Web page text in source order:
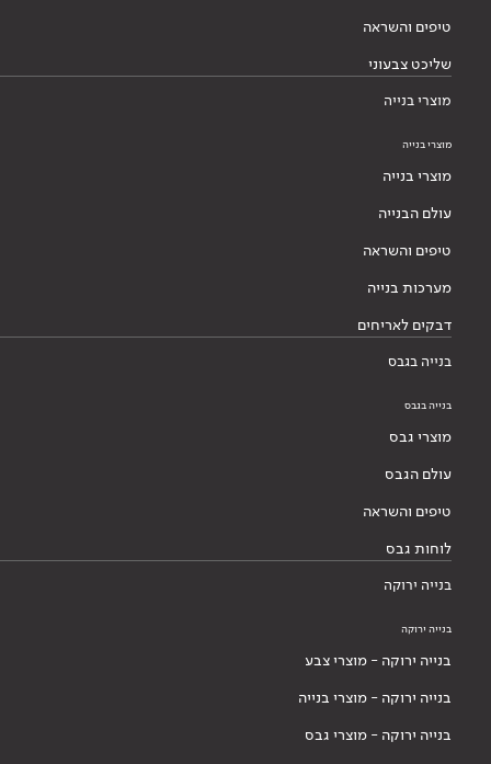
טיפים והשראה
שליכט צבעוני
מוצרי בנייה
מוצרי בנייה
מוצרי בנייה
עולם הבנייה
טיפים והשראה
מערכות בנייה
דבקים לאריחים
בנייה בגבס
בנייה בגבס
מוצרי גבס
עולם הגבס
טיפים והשראה
לוחות גבס
בנייה ירוקה
בנייה ירוקה
בנייה ירוקה - מוצרי צבע
בנייה ירוקה - מוצרי בנייה
בנייה ירוקה - מוצרי גבס